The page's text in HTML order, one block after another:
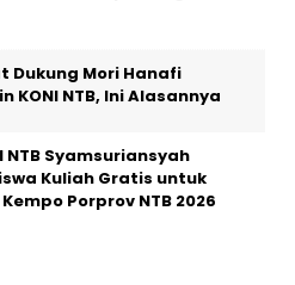
Dukung Mori Hanafi
KONI NTB, Ini Alasannya
NTB Syamsuriansyah
Kuliah Gratis untuk
Porprov NTB 2026